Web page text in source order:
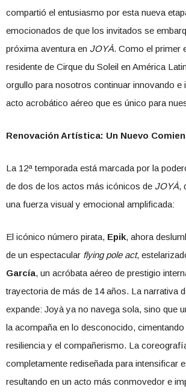
compartió el entusiasmo por esta nueva
emocionados de que los invitados se
próxima aventura en JOYÀ. Como el primer
residente de Cirque du Soleil en América
orgullo para nosotros continuar innovando e
acto acrobático aéreo que es único para
Renovación Artística: Un Nuevo
La 12ª temporada está marcada por la
de dos de los actos más icónicos de JOYÀ,
una fuerza visual y emocional amplificada:
El icónico número pirata, Epik, ahora
de un espectacular flying pole act,
García, un acróbata aéreo de prestigio
trayectoria de más de 14 años. La narrativa
expande: Joyà ya no navega sola, sino que
la acompaña en lo desconocido,
resiliencia y el compañerismo. La
completamente rediseñada para intensificar
resultando en un acto más conmovedor e